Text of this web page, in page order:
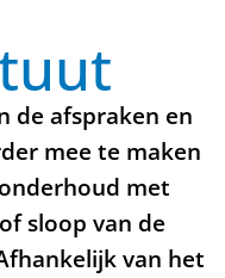
de afspraken en
mee te maken
met
sloop van de
van het